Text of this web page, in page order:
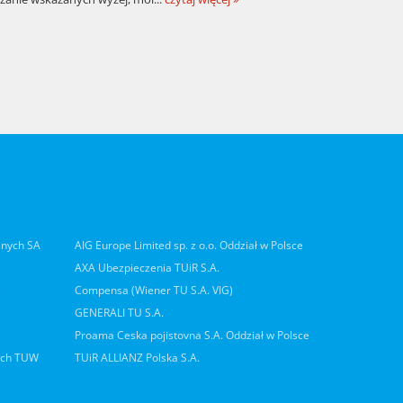
SA
TUW
AIG Europe Limited sp. z o.o. Oddział w Polsce
AXA Ubezpieczenia TUiR S.A.
Compensa (Wiener TU S.A. VIG)
GENERALI TU S.A.
Proama Ceska pojistovna S.A. Oddział w Polsce
TUiR ALLIANZ Polska S.A.